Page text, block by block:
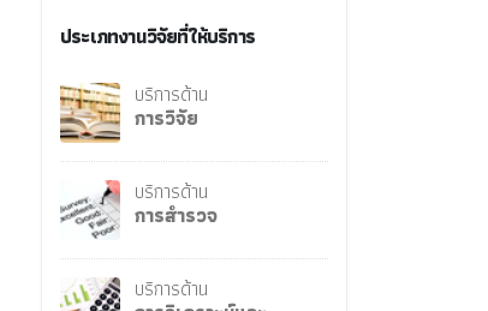
ประเภทงานวิจัยที่ให้บริการ
บริการด้าน
การวิจัย
บริการด้าน
การสำรวจ
บริการด้าน